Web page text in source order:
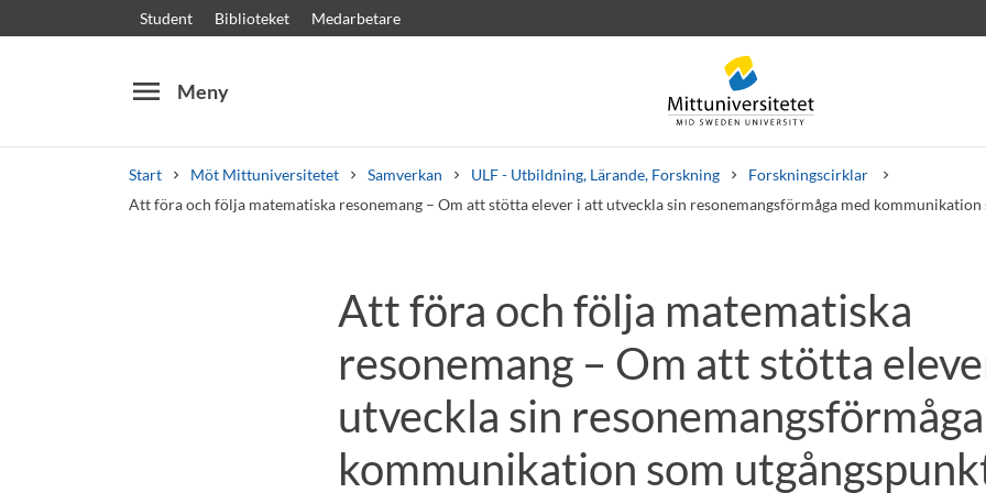
Student Biblioteket Medarbetare
menu Meny
Start Möt Mittuniversitetet Samverkan ULF - Utbildning, Lärande, Forskning
Forskningscirklar
Att föra och följa matematiska resonemang – Om att stötta elever i att utveckla sin resonemangsförmåga med kommunikation
Kursplaner Välkomstbrev PersonalLediga jobb
Att föra och följa matematiska
resonemang – Om att stötta
utveckla sin
kommunikation som